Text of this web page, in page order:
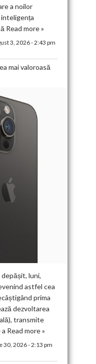
a noilor
Read more »
3, 2026 - 2:43 pm
mai valoroasă
luni,
astfel cea
prima
dezvoltarea
transmite
Read more »
30, 2026 - 2:13 pm